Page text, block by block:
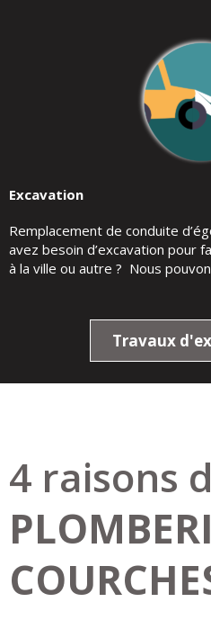
Excavation
Remplacement de conduite
avez besoin d’excavation pour
à la ville ou autre ? Nous
Travaux
4 raisons